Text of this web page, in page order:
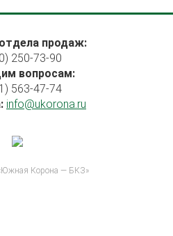
продаж:
250-73-90
вопросам:
563-47-74
info@ukorona.ru
Корона — БКЗ»